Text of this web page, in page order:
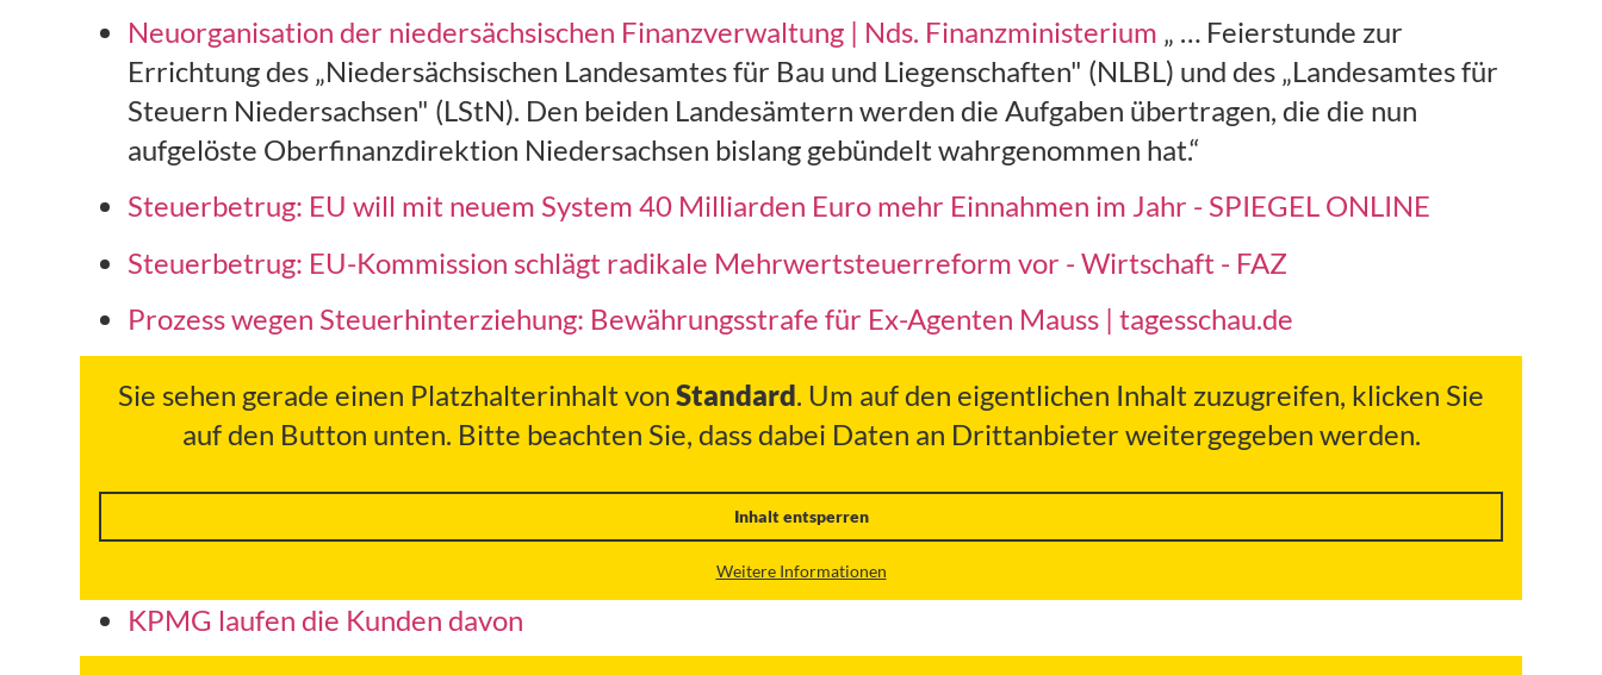
Neuorganisation der niedersächsischen Finanzverwaltung | Nds. Finanzministerium „ … Feierstunde zur
Errichtung des „Niedersächsischen Landesamtes für Bau und Liegenschaften" (NLBL) und des „Landesamtes für
Steuern Niedersachsen" (LStN). Den beiden Landesämtern werden die Aufgaben übertragen, die die nun
aufgelöste Oberfinanzdirektion Niedersachsen bislang gebündelt wahrgenommen hat.“
Steuerbetrug: EU will mit neuem System 40 Milliarden Euro mehr Einnahmen im Jahr - SPIEGEL ONLINE
Steuerbetrug: EU-Kommission schlägt radikale Mehrwertsteuerreform vor - Wirtschaft - FAZ
Prozess wegen Steuerhinterziehung: Bewährungsstrafe für Ex-Agenten Mauss | tagesschau.de
Sie sehen gerade einen Platzhalterinhalt von Standard. Um auf den eigentlichen Inhalt zuzugreifen, klicken Sie
auf den Button unten. Bitte beachten Sie, dass dabei Daten an Drittanbieter weitergegeben werden.
Inhalt entsperren
Weitere Informationen
KPMG laufen die Kunden davon